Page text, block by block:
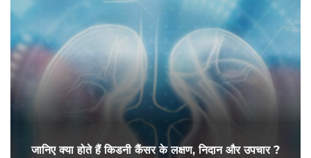
जानिए क्या होते हैं किडनी कैंसर के लक्षण, निदान और उपचार ?